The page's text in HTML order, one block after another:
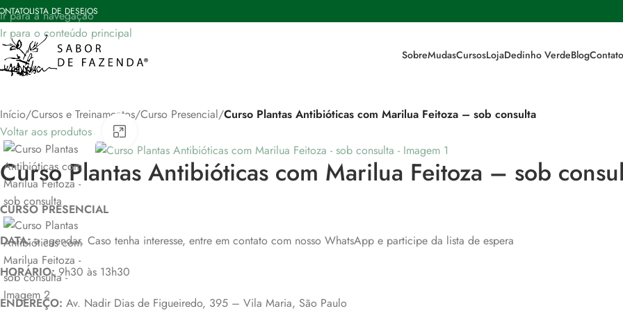
Ir para a navegação
Ir para o conteúdo principal
LISTA DE DESEJOS
SobreMudasCursosLojaDedinho VerdeBlogContato
Início/Cursos e Treinamentos/Curso Presencial/Curso Plantas Antibióticas com Marilua Feitoza – sob consulta
Voltar aos produtos
Curso Plantas Antibióticas com Marilua Feitoza – sob
CURSO PRESENCIAL
DATA:a agendar. Caso tenha interesse, entre em contato com nosso WhatsApp e participe da lista de espera
HORÁRIO:9h30 às 13h30
ENDEREÇO: Av. Nadir Dias de Figueiredo, 395 – Vila Maria, São Paulo